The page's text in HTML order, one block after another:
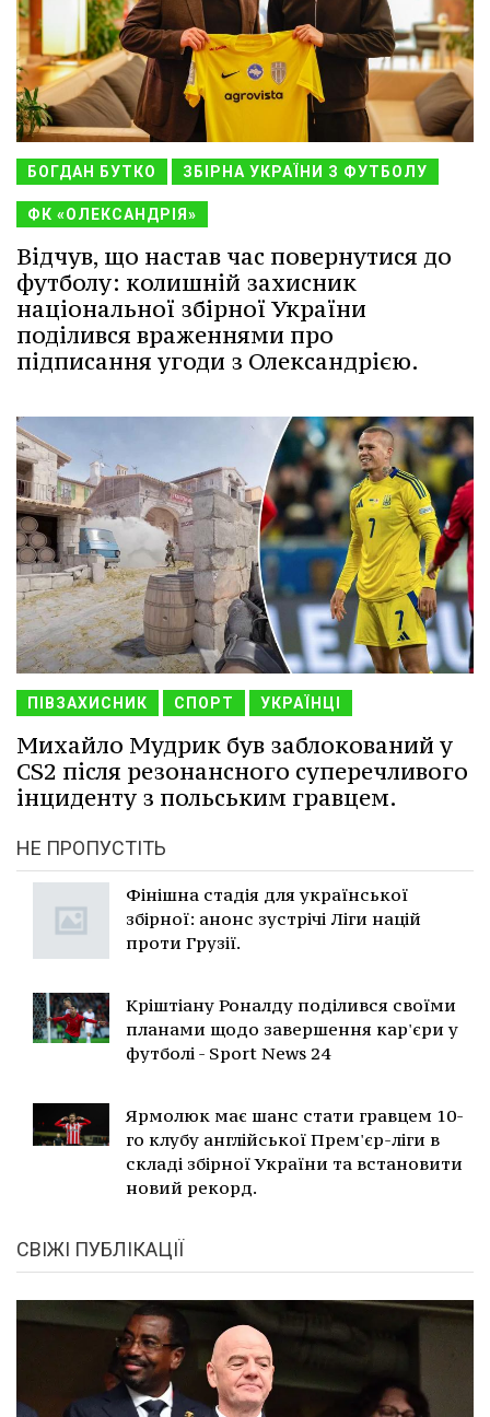
БОГДАН БУТКО ЗБІРНА УКРАЇНИ З ФУТБОЛУ
ФК «ОЛЕКСАНДРІЯ»
Відчув, що настав час повернутися до
футболу: колишній захисник
національної збірної України
поділився враженнями про
підписання угоди з Олександрією.
ПІВЗАХИСНИК СПОРТ УКРАЇНЦІ
Михайло Мудрик був заблокований у
CS2 після резонансного суперечливого
інциденту з польським гравцем.
НЕ ПРОПУСТІТЬ
Фінішна стадія для української
збірної: анонс зустрічі Ліги націй
проти Грузії.
Кріштіану Роналду поділився своїми
планами щодо завершення кар'єри у
футболі - Sport News 24
Ярмолюк має шанс стати гравцем 10-
го клубу англійської Прем'єр-ліги в
складі збірної України та встановити
новий рекорд.
СВІЖІ ПУБЛІКАЦІЇ